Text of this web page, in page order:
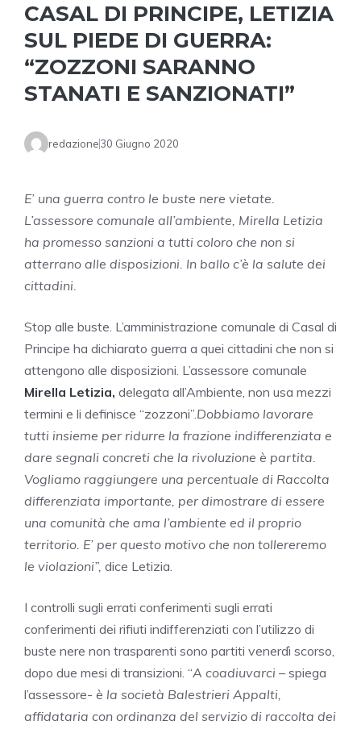
CASAL DI PRINCIPE, LETIZIA
SUL PIEDE DI GUERRA:
“ZOZZONI SARANNO
STANATI E SANZIONATI”
redazione30 Giugno 2020
E’ una guerra contro le buste nere vietate.
L’assessore comunale all’ambiente, Mirella Letizia
ha promesso sanzioni a tutti coloro che non si
atterrano alle disposizioni. In ballo c’è la salute dei
cittadini.
Stop alle buste. L’amministrazione comunale di Casal di
Principe ha dichiarato guerra a quei cittadini che non si
attengono alle disposizioni. L’assessore comunale
Mirella Letizia, delegata all’Ambiente, non usa mezzi
termini e li definisce “zozzoni”.Dobbiamo lavorare
tutti insieme per ridurre la frazione indifferenziata e
dare segnali concreti che la rivoluzione è partita.
Vogliamo raggiungere una percentuale di Raccolta
differenziata importante, per dimostrare di essere
una comunità che ama l’ambiente ed il proprio
territorio. E’ per questo motivo che non tollereremo
le violazioni”, dice Letizia.
I controlli sugli errati conferimenti sugli errati
conferimenti dei rifiuti indifferenziati con l’utilizzo di
buste nere non trasparenti sono partiti venerdì scorso,
dopo due mesi di transizioni. “A coadiuvarci – spiega
l’assessore- è la società Balestrieri Appalti,
affidataria con ordinanza del servizio di raccolta dei